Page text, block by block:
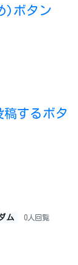
)ボタン
するボタ
ム 0人回覧